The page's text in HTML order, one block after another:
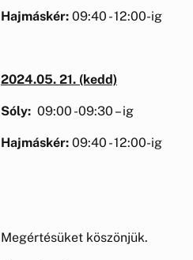
Hajmáskér: 09:40 - 12:00-ig
2024.05. 21. (kedd)
Sóly: 09:00 -09:30 – ig
Hajmáskér: 09:40 - 12:00-ig
Megértésüket köszönjük.